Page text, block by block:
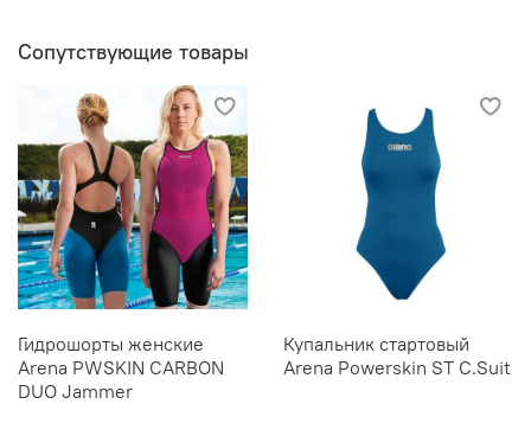
Сопутствующие товары
Гидрошорты женские
Arena PWSKIN CARBON
DUO Jammer
Купальник стартовый
Arena Powerskin ST C.Suit